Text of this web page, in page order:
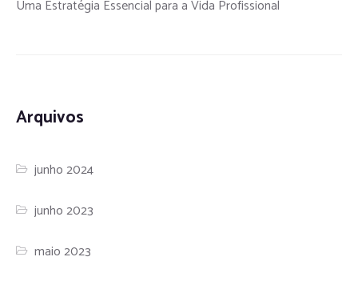
Uma Estratégia Essencial para a Vida Profissional
Arquivos
junho 2024
junho 2023
maio 2023